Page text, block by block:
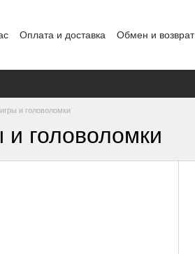
Оплата и доставка Обмен и возврат
и головоломки
головоломки